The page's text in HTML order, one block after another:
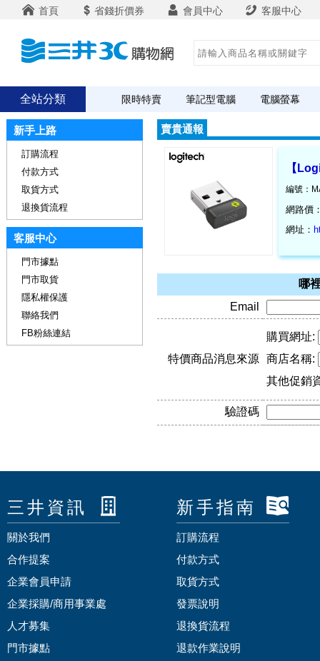
首頁 省錢折價券 會員中心 客服中心
全站分類 限時特賣 筆記型電腦 電腦螢幕
賣貴通報
【
編號：
網路價
網址：
哪
Email
特價商品消息來源
購買網址:
商店名稱:
其他促銷
驗證碼
新手上路
訂購流程
付款方式
取貨方式
退換貨流程
客服中心
門市據點
門市取貨
隱私權保護
聯絡我們
FB粉絲連結
三井資訊
關於我們
合作提案
企業會員申請
企業採購/商用事業處
人才募集
門市據點
新手指南
訂購流程
付款方式
取貨方式
發票說明
退換貨流程
退款作業說明